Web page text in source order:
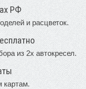
РФ
и расцветок.
из 2х автокресел.
картам.